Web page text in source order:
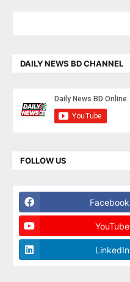
DAILY NEWS BD CHANNEL
FOLLOW US
Facebook
YouTube
LinkedIn